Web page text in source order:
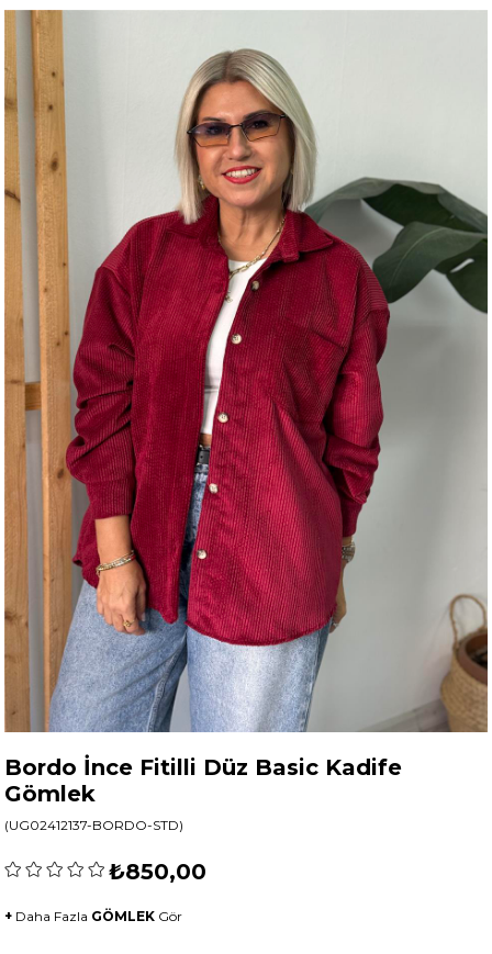
Bordo İnce Fitilli Düz Basic Kadife
Gömlek
(UG02412137-BORDO-STD)
₺850,00
+ Daha Fazla GÖMLEK Gör